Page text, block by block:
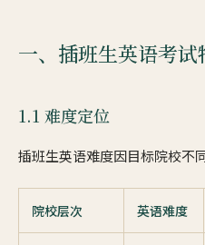
一、插班生英语考试
1.1 难度定位
插班生英语难度因目标院校不
院校层次 英语难度